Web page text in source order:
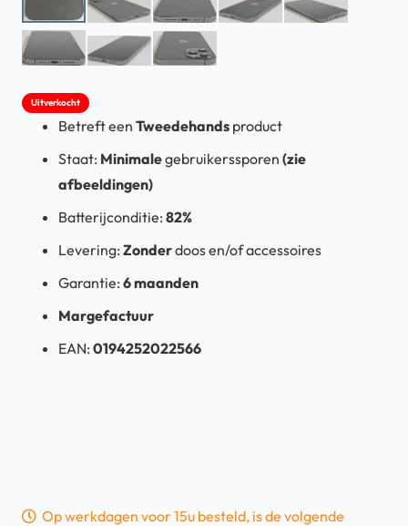
Uitverkocht
Betreft een Tweedehands product
Staat: Minimalegebruikerssporen (zie
afbeeldingen)
Batterijconditie: 82%
Levering: Zonderdoos en/of accessoires
Garantie: 6 maanden
Margefactuur
EAN: 0194252022566
Op werkdagen voor 15u besteld, is de volgende